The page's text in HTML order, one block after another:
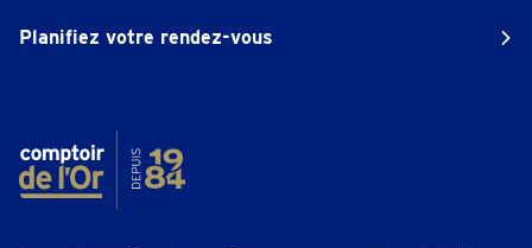
Planifiez votre rendez-vous